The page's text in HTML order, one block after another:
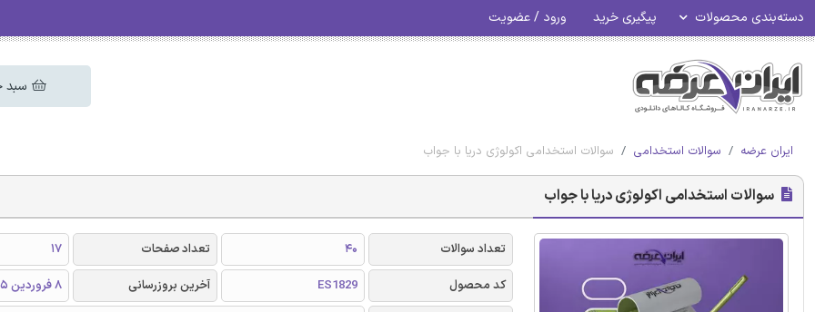
دسته‌بندی محصولات پیگیری خرید ورود / عضویت
سبد
ایران عرضه سوالات استخدامی سوالات استخدامی اکولوژی دریا با جواب
سوالات استخدامی اکولوژی دریا با جواب
تعداد سوالات 40 تعداد صفحات
17
کد محصول
ES1829 آخرین بروزرسانی
8 فروردین 1405